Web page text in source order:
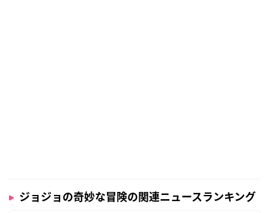
ジョジョの奇妙な冒険の関連ニュースランキング